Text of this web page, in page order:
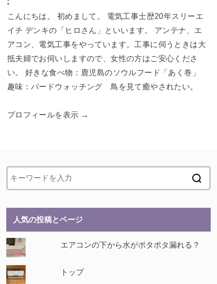
こんにちは。 初めまして。 電気工事士歴20年スリーエ
イチ デンキの「ヒロさん」といいます。 アンテナ、エ
アコン、電気工事をやっています。工事に伺うときは大
抵夫婦でお伺いしますので、女性の方はご安心くださ
い。 好きな食べ物：鹿児島のソウルフード「あく巻」
趣味：バードウォッチング 鳥を見て癒やされたい。
プロフィールを表示 →
人気の投稿とページ
エアコンの下から水がポタポタ漏れる？
トップ